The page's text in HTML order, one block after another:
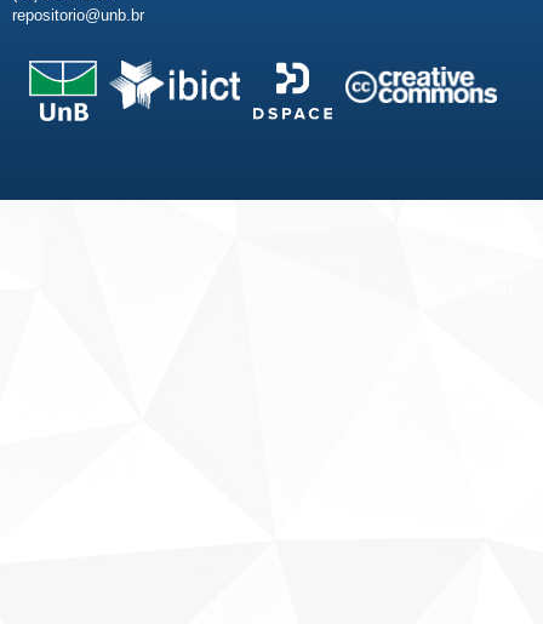
repositorio@unb.br